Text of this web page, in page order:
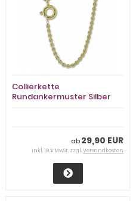
Collierkette
Rundankermuster Silber
ab 29,90 EUR
inkl. 19 % MwSt. zzgl.Versandkosten